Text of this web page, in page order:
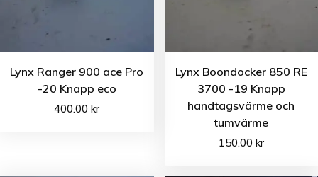
Lynx Ranger 900 ace Pro
-20 Knapp eco
400.00kr
Lynx Boondocker 850 RE
3700 -19 Knapp
handtagsvärme och
tumvärme
150.00 kr